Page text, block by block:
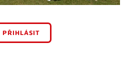
PŘIHLÁSIT